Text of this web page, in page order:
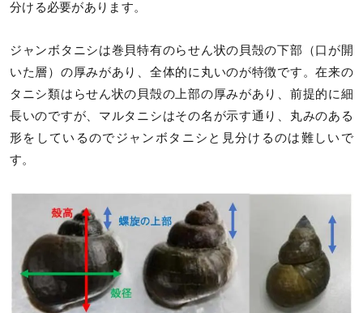
分ける必要があります。
ジャンボタニシは巻貝特有のらせん状の貝殻の下部（口が開
いた層）の厚みがあり、全体的に丸いのが特徴です。在来の
タニシ類はらせん状の貝殻の上部の厚みがあり、前提的に細
長いのですが、マルタニシはその名が示す通り、丸みのある
形をしているのでジャンボタニシと見分けるのは難しいで
す。